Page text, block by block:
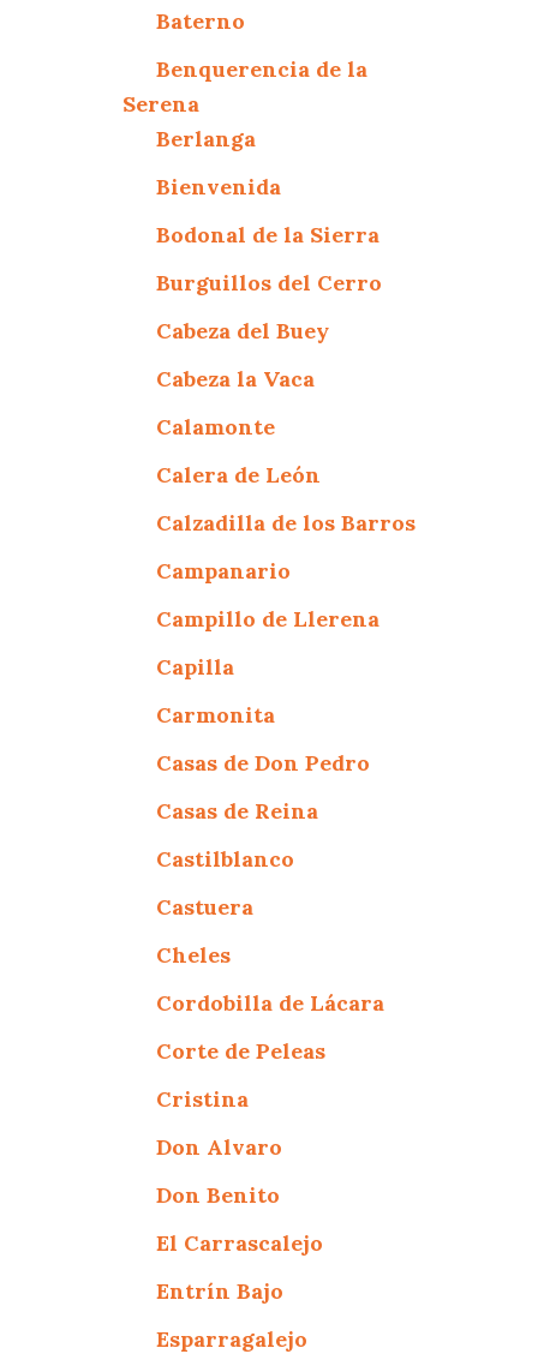
Baterno
Benquerencia de la
Serena
Berlanga
Bienvenida
Bodonal de la Sierra
Burguillos del Cerro
Cabeza del Buey
Cabeza la Vaca
Calamonte
Calera de León
Calzadilla de los Barros
Campanario
Campillo de Llerena
Capilla
Carmonita
Casas de Don Pedro
Casas de Reina
Castilblanco
Castuera
Cheles
Cordobilla de Lácara
Corte de Peleas
Cristina
Don Alvaro
Don Benito
El Carrascalejo
Entrín Bajo
Esparragalejo